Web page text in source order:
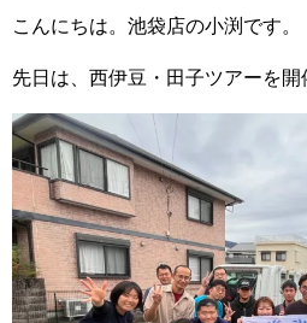
こんにちは。池袋店の小渕です。
先日は、西伊豆・田子ツアーを開